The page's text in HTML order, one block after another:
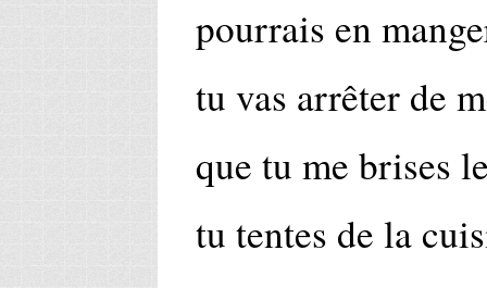
pourrais en
tu vas arrêter de
que tu me brises
tu tentes de la